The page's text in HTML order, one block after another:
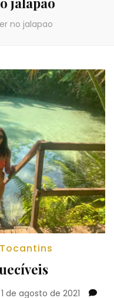
no jalapao
Tocantins
1 de agosto de 2021